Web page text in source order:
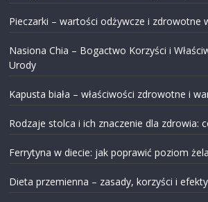
Pieczarki – wartości odżywcze i zdrowotne
Nasiona Chia – Bogactwo Korzyści i
Urody
Kapusta biała – właściwości zdrowotne i
Rodzaje stolca i ich znaczenie dla zdrowia:
Ferrytyna w diecie: jak poprawić poziom
Dieta przemienna – zasady, korzyści i